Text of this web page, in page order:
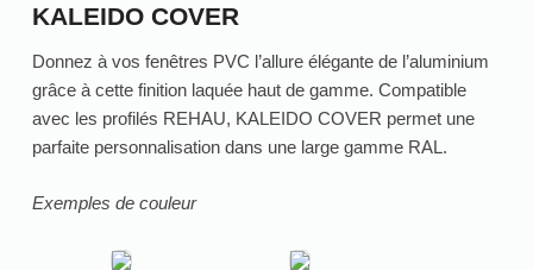
KALEIDO COVER
Donnez à vos fenêtres PVC l’allure élégante de l’aluminium
grâce à cette finition laquée haut de gamme. Compatible
avec les profilés REHAU, KALEIDO COVER permet une
parfaite personnalisation dans une large gamme RAL.
Exemples de couleur